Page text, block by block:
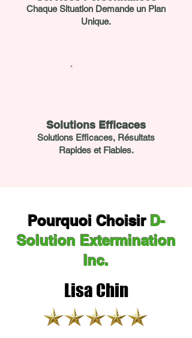
Chaque Situation Demande un Plan
Unique.
Solutions Efficaces
Solutions Efficaces, Résultats
Rapides et Fiables.
Pourquoi Choisir D-
Solution Extermination
Inc.
Lisa Chin